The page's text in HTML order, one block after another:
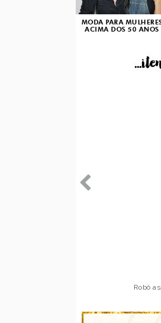
MODA PARA
ACIMA DOS 50 ANOS
Robô